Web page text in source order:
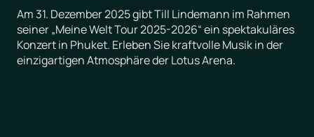
Am 31. Dezember 2025 gibt Till Lindemann im Rahmen
seiner „Meine Welt Tour 2025-2026“ ein spektakuläres
Konzert in Phuket. Erleben Sie kraftvolle Musik in der
einzigartigen Atmosphäre der Lotus Arena.